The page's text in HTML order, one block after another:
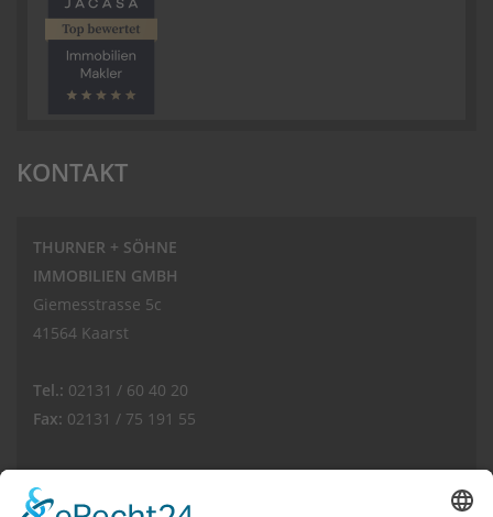
KONTAKT
THURNER + SÖHNE
IMMOBILIEN GMBH
Giemesstrasse 5c
41564 Kaarst
Tel.: 02131 / 60 40 20
Fax: 02131 / 75 191 55
E-Mail:
info(at)thurnerimmobilien.de